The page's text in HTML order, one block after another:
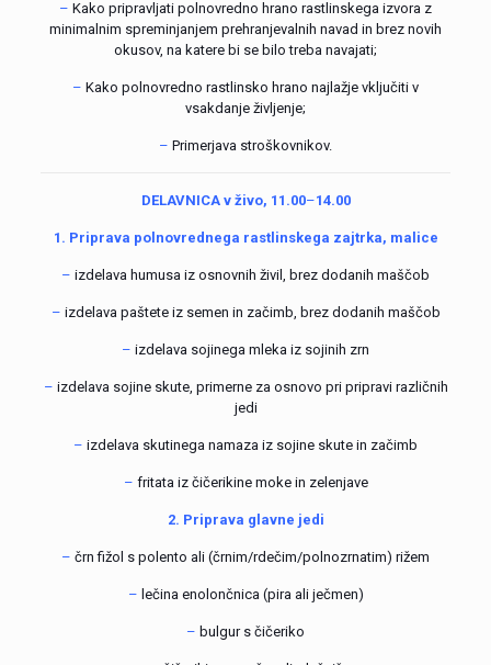
– Kako pripravljati polnovredno hrano rastlinskega izvora z
minimalnim spreminjanjem prehranjevalnih navad in brez novih
okusov, na katere bi se bilo treba navajati;
– Kako polnovredno rastlinsko hrano najlažje vključiti v
vsakdanje življenje;
– Primerjava stroškovnikov.
DELAVNICA v živo, 11.00–14.00
1. Priprava polnovrednega rastlinskega zajtrka, malice
– izdelava humusa iz osnovnih živil, brez dodanih maščob
– izdelava paštete iz semen in začimb, brez dodanih maščob
– izdelava sojinega mleka iz sojinih zrn
– izdelava sojine skute, primerne za osnovo pri pripravi različnih
jedi
– izdelava skutinega namaza iz sojine skute in začimb
– fritata iz čičerikine moke in zelenjave
2. Priprava glavne jedi
– črn fižol s polento ali (črnim/rdečim/polnozrnatim) rižem
– lečina enolončnica (pira ali ječmen)
– bulgur s čičeriko